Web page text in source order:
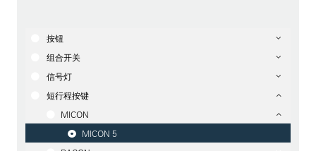
按钮
组合开关
信号灯
短行程按键
MICON
MICON 5